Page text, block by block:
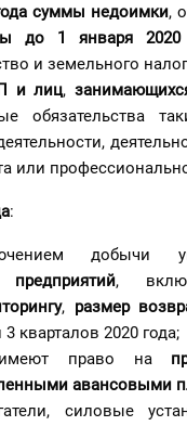
суммы недоимки,
до 1 января 2020
и земельного
и лиц,
обязательства
или
:
добычи
предприятий,
, размер
кварталов 2020 года;
имеют право на
авансовыми
силовые